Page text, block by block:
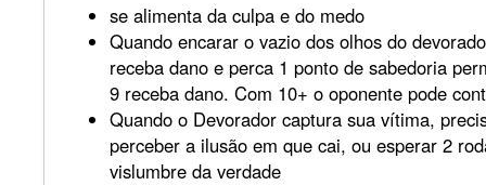
se alimenta da culpa e do medo
Quando encarar o vazio dos olhos do
receba dano e perca 1 ponto de sabedoria
9 receba dano. Com 10+ o oponente pode
Quando o Devorador captura sua vítima,
perceber a ilusão em que cai, ou esperar 2
vislumbre da verdade